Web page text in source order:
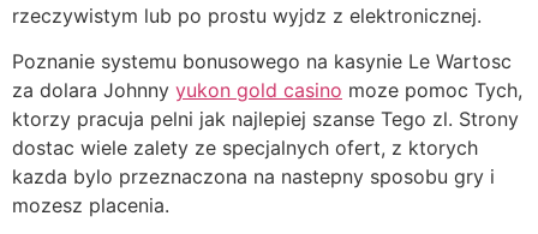
rzeczywistym lub po prostu wyjdz z elektronicznej.
Poznanie systemu bonusowego na kasynie Le Wartosc
za dolara Johnny yukon gold casino moze pomoc Tych,
ktorzy pracuja pelni jak najlepiej szanse Tego zl. Strony
dostac wiele zalety ze specjalnych ofert, z ktorych
kazda bylo przeznaczona na nastepny sposobu gry i
mozesz placenia.